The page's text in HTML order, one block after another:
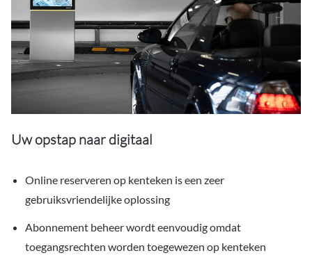
Uw opstap naar digitaal
Online reserveren op kenteken is een zeer
gebruiksvriendelijke oplossing
Abonnement beheer wordt eenvoudig omdat
toegangsrechten worden toegewezen op kenteken